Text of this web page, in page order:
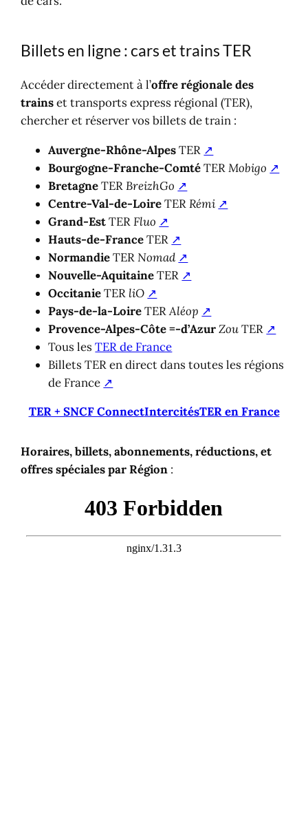
Billets en ligne : cars et trains TER
Accéder directement à l’offre régionale des
trainset transports express régional (TER),
chercher et réserver vos billets de train :
Auvergne-Rhône-AlpesTER ↗
Bourgogne-Franche-ComtéTERMobigo ↗
BretagneTERBreizhGo ↗
Centre-Val-de-LoireTERRémi ↗
Grand-EstTERFluo ↗
Hauts-de-FranceTER ↗
NormandieTERNomad ↗
Nouvelle-AquitaineTER ↗
OccitanieTER liO ↗
Pays-de-la-LoireTERAléop ↗
Provence-Alpes-Côte =-d’AzurZouTER ↗
Tous lesTER de France
Billets TER en direct dans toutes les régions
de France ↗
TER + SNCF ConnectIntercitésTER en France
Horaires, billets, abonnements, réductions, et
offres spéciales par Région :